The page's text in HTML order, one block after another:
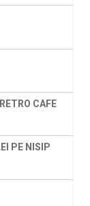
CAFE
PE NISIP